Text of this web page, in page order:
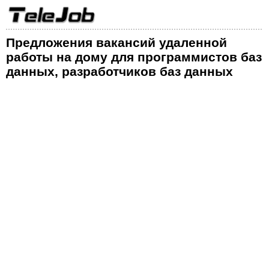
Предложения вакансий удаленной
работы на дому для программистов баз
данных, разработчиков баз данных